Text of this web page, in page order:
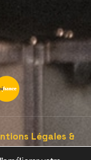
Légales &